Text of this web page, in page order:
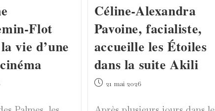
Flot
vie d’une
Céline-Alexandra
Pavoine, facialiste,
accueille les Étoiles
dans la suite Akili
Publication
21 mai 2026